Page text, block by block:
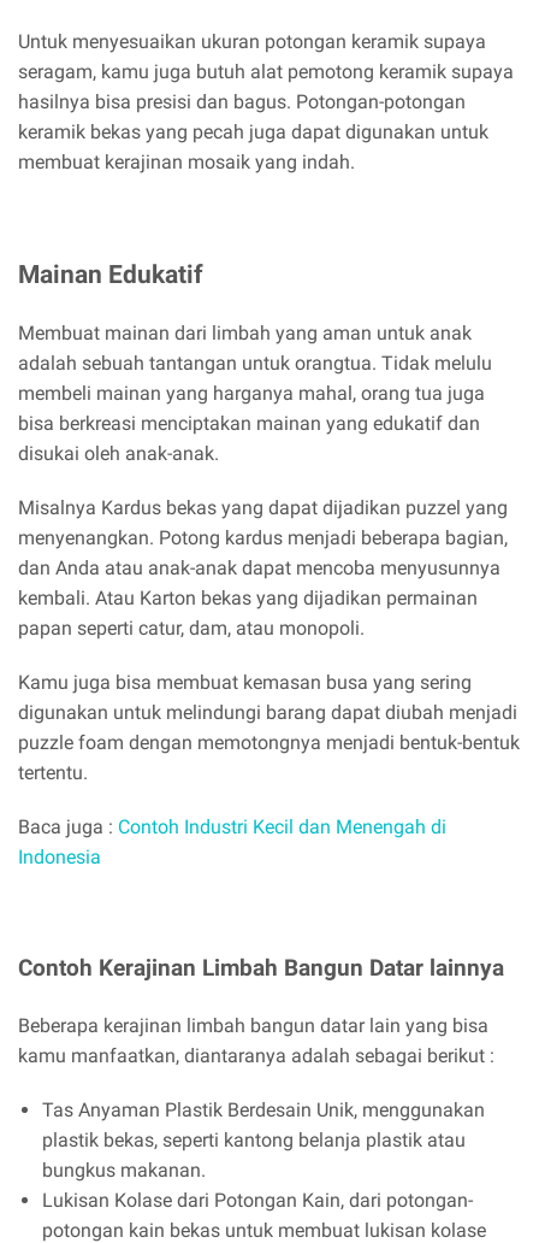
Untuk menyesuaikan ukuran potongan keramik supaya
seragam, kamu juga butuh alat pemotong keramik supaya
hasilnya bisa presisi dan bagus. Potongan-potongan
keramik bekas yang pecah juga dapat digunakan untuk
membuat kerajinan mosaik yang indah.
Mainan Edukatif
Membuat mainan dari limbah yang aman untuk anak
adalah sebuah tantangan untuk orangtua. Tidak melulu
membeli mainan yang harganya mahal, orang tua juga
bisa berkreasi menciptakan mainan yang edukatif dan
disukai oleh anak-anak.
Misalnya Kardus bekas yang dapat dijadikan puzzel yang
menyenangkan. Potong kardus menjadi beberapa bagian,
dan Anda atau anak-anak dapat mencoba menyusunnya
kembali. Atau Karton bekas yang dijadikan permainan
papan seperti catur, dam, atau monopoli.
Kamu juga bisa membuat kemasan busa yang sering
digunakan untuk melindungi barang dapat diubah menjadi
puzzle foam dengan memotongnya menjadi bentuk-bentuk
tertentu.
Baca juga : Contoh Industri Kecil dan Menengah di
Indonesia
Contoh Kerajinan Limbah Bangun Datar lainnya
Beberapa kerajinan limbah bangun datar lain yang bisa
kamu manfaatkan, diantaranya adalah sebagai berikut :
Tas Anyaman Plastik Berdesain Unik, menggunakan
plastik bekas, seperti kantong belanja plastik atau
bungkus makanan.
Lukisan Kolase dari Potongan Kain, dari potongan-
potongan kain bekas untuk membuat lukisan kolase